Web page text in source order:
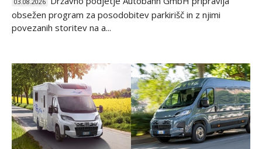
obsežen program za posodobitev parkirišč in z njimi
povezanih storitev na a...